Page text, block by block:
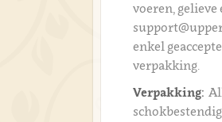
voeren, gelieve
enkel
verpakking.
Verpakking: